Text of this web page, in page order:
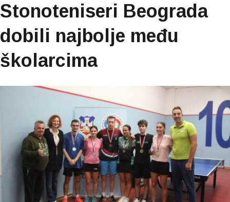
Stonoteniseri Beograda
dobili najbolje među
školarcima